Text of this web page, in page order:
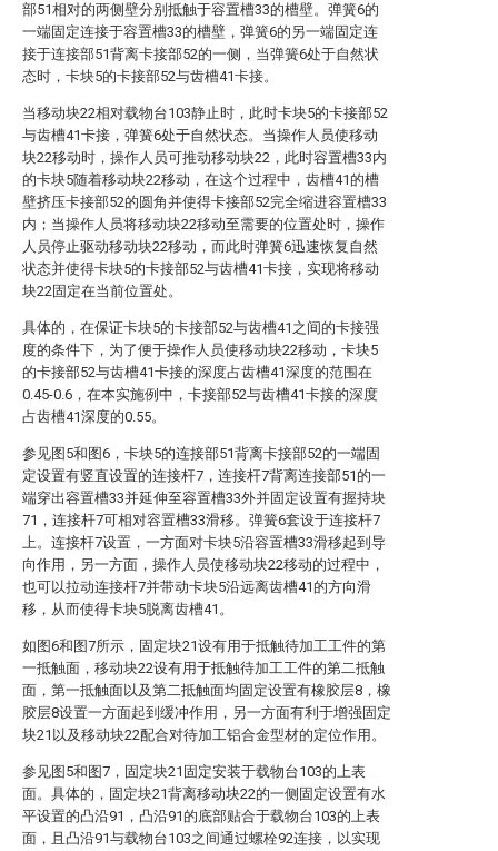
部51相对的两侧壁分别抵触于容置槽33的槽壁。弹簧6的
一端固定连接于容置槽33的槽壁，弹簧6的另一端固定连
接于连接部51背离卡接部52的一侧，当弹簧6处于自然状
态时，卡块5的卡接部52与齿槽41卡接。
当移动块22相对载物台103静止时，此时卡块5的卡接部52
与齿槽41卡接，弹簧6处于自然状态。当操作人员使移动
块22移动时，操作人员可推动移动块22，此时容置槽33内
的卡块5随着移动块22移动，在这个过程中，齿槽41的槽
壁挤压卡接部52的圆角并使得卡接部52完全缩进容置槽33
内；当操作人员将移动块22移动至需要的位置处时，操作
人员停止驱动移动块22移动，而此时弹簧6迅速恢复自然
状态并使得卡块5的卡接部52与齿槽41卡接，实现将移动
块22固定在当前位置处。
具体的，在保证卡块5的卡接部52与齿槽41之间的卡接强
度的条件下，为了便于操作人员使移动块22移动，卡块5
的卡接部52与齿槽41卡接的深度占齿槽41深度的范围在
0.45-0.6，在本实施例中，卡接部52与齿槽41卡接的深度
占齿槽41深度的0.55。
参见图5和图6，卡块5的连接部51背离卡接部52的一端固
定设置有竖直设置的连接杆7，连接杆7背离连接部51的一
端穿出容置槽33并延伸至容置槽33外并固定设置有握持块
71，连接杆7可相对容置槽33滑移。弹簧6套设于连接杆7
上。连接杆7设置，一方面对卡块5沿容置槽33滑移起到导
向作用，另一方面，操作人员使移动块22移动的过程中，
也可以拉动连接杆7并带动卡块5沿远离齿槽41的方向滑
移，从而使得卡块5脱离齿槽41。
如图6和图7所示，固定块21设有用于抵触待加工工件的第
一抵触面，移动块22设有用于抵触待加工工件的第二抵触
面，第一抵触面以及第二抵触面均固定设置有橡胶层8，橡
胶层8设置一方面起到缓冲作用，另一方面有利于增强固定
块21以及移动块22配合对待加工铝合金型材的定位作用。
参见图5和图7，固定块21固定安装于载物台103的上表
面。具体的，固定块21背离移动块22的一侧固定设置有水
平设置的凸沿91，凸沿91的底部贴合于载物台103的上表
面，且凸沿91与载物台103之间通过螺栓92连接，以实现